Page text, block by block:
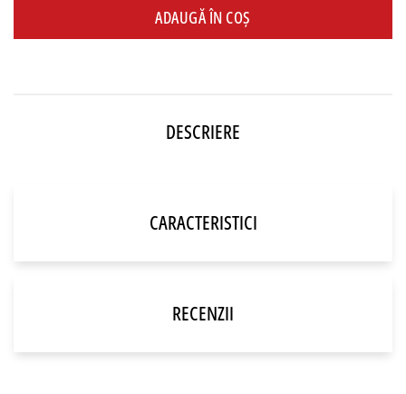
ADAUGĂ ÎN COȘ
DESCRIERE
CARACTERISTICI
RECENZII